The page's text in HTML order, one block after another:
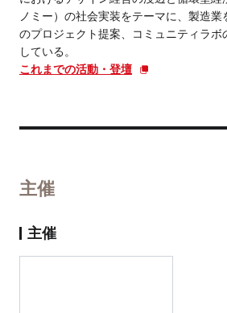
ノミー）の社会実装をテーマに、製造
のプロジェクト提案、コミュニティラボ
している。
これまでの活動・登壇
主催
主催